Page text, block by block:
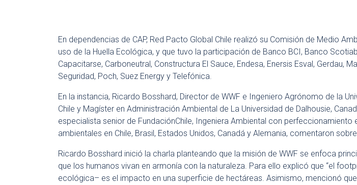
En dependencias de CAP, Red Pacto Global Chile realizó su Comisión de Medio
uso de la Huella Ecológica, y que tuvo la participación de Banco BCI, Banco
Capacitarse, Carboneutral, Constructura El Sauce, Endesa, Enersis Esval, Gerdau,
Seguridad, Poch, Suez Energy y Telefónica.
En la instancia, Ricardo Bosshard, Director de WWF e Ingeniero Agrónomo de la
Chile y Magíster en Administración Ambiental de La Universidad de Dalhousie,
especialista senior de FundaciónChile, Ingeniera Ambiental con perfeccionamiento
ambientales en Chile, Brasil, Estados Unidos, Canadá y Alemania, comentaron
Ricardo Bosshard inició la charla planteando que la misión de WWF se enfoca
que los humanos vivan en armonía con la naturaleza. Para ello explicó que “el
ecológica– es el impacto en una superficie de hectáreas. Asimismo, mencionó